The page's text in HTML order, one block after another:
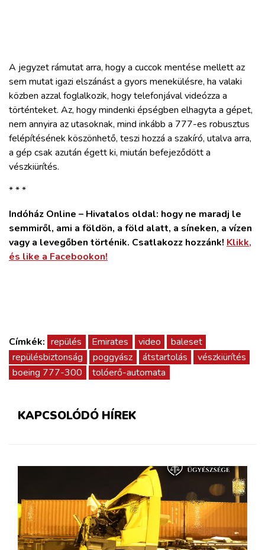
A jegyzet rámutat arra, hogy a cuccok mentése mellett az
sem mutat igazi elszánást a gyors menekülésre, ha valaki
közben azzal foglalkozik, hogy telefonjával videózza a
történteket. Az, hogy mindenki épségben elhagyta a gépet,
nem annyira az utasoknak, mind inkább a 777-es robusztus
felépítésének köszönhető, teszi hozzá a szakíró, utalva arra,
a gép csak azután égett ki, miután befejeződött a
vészkiürítés.
* * *
Indóház Online – Hivatalos oldal: hogy ne maradj le
semmiről, ami a földön, a föld alatt, a síneken, a vízen
vagy a levegőben történik. Csatlakozz hozzánk! Klikk,
és like a Facebookon!
Címkék: repülés Emirates video
baleset
repülésbiztonság
poggyász átstartolás
vészkiürítés
boeing 777-300
tolóerő-automata
KAPCSOLÓDÓ HÍREK